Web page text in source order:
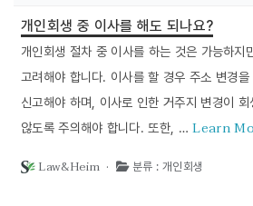
개인회생 중 이사를 해도 되나요?
개인회생 절차 중 이사를 하는 것은 가능하지
고려해야 합니다. 이사를 할 경우 주소 변경
신고해야 하며, 이사로 인한 거주지 변경이
않도록 주의해야 합니다. 또한, …Learn
Law&Heim · 분류 : 개인회생